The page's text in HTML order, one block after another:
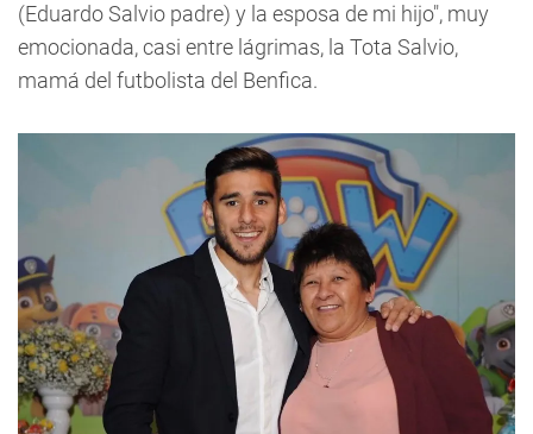
(Eduardo Salvio padre) y la esposa de mi hijo", muy
emocionada, casi entre lágrimas, la Tota Salvio,
mamá del futbolista del Benfica.